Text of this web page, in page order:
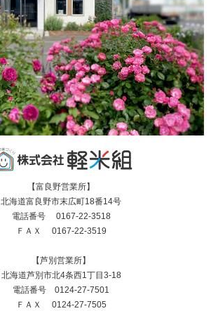
【富良野営業所】
北海道富良野市末広町18番14号
電話番号 0167-22-3518
ＦＡＸ 0167-22-3519
【芦別営業所】
北海道芦別市北4条西1丁目3-18
電話番号 0124-27-7501
ＦＡＸ 0124-27-7505